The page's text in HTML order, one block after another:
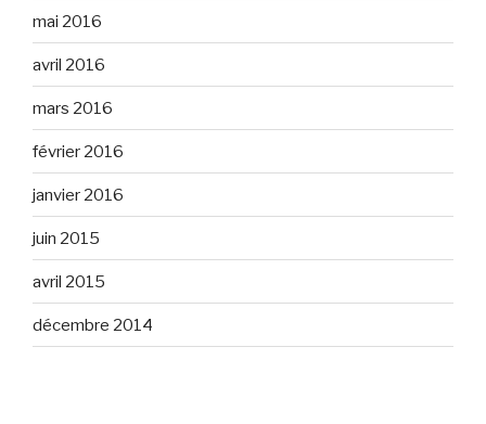
mai 2016
avril 2016
mars 2016
février 2016
janvier 2016
juin 2015
avril 2015
décembre 2014